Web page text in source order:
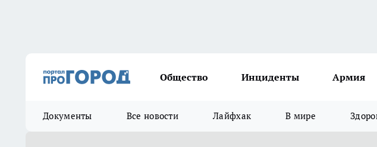
Общество Инциденты Армия
Документы Все новости Лайфхак В мире